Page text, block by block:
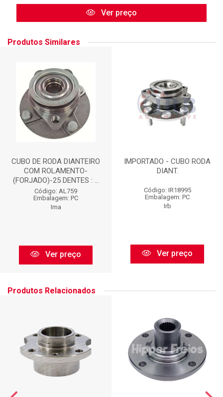
Ver preço
Produtos Similares
CUBO DE RODA DIANTEIRO
COM ROLAMENTO-
(FORJADO)-25 DENTES : ...
Código: AL759
Embalagem: PC
Ima
Ver preço
IMPORTADO - CUBO RODA
DIANT.
Código: IR18995
Embalagem: PC
Irb
Ver preço
Produtos Relacionados